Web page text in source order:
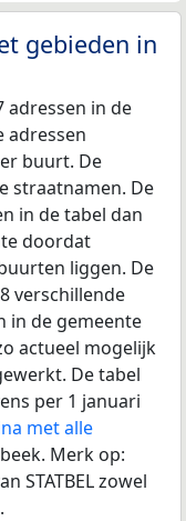
gebieden in
adressen in de
adressen
buurt. De
straatnamen. De
in de tabel dan
doordat
liggen. De
verschillende
in de gemeente
actueel mogelijk
De tabel
per 1 januari
met alle
Merk op:
STATBEL zowel